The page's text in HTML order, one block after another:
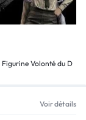
Figurine Volonté du D
Voir détails